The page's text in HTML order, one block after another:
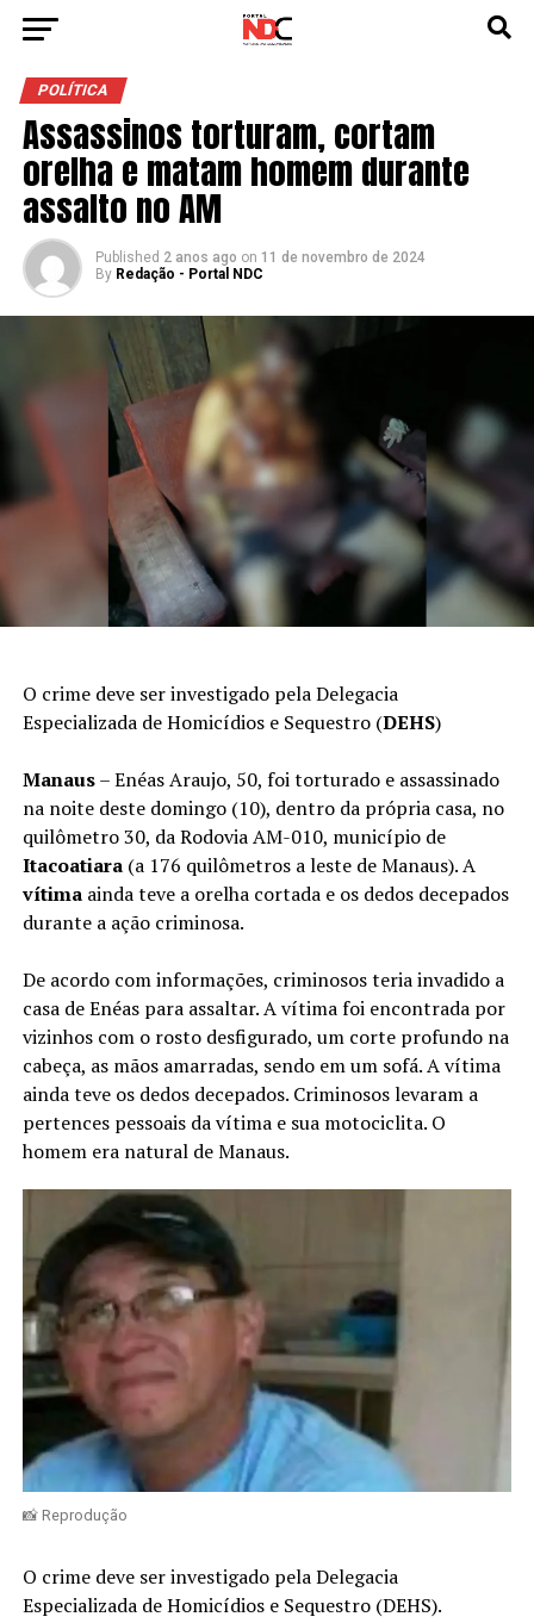
POLÍTICA
Assassinos torturam, cortam
orelha e matam homem durante
assalto no AM
Published 2 anos ago on 11 de novembro de 2024
By Redação - Portal NDC
O crime deve ser investigado pela Delegacia
Especializada de Homicídios e Sequestro (DEHS)
Manaus– Enéas Araujo, 50, foi torturado e assassinado
na noite deste domingo (10), dentro da própria casa, no
quilômetro 30, da Rodovia AM-010, município de
Itacoatiara(a 176 quilômetros a leste de Manaus). A
vítimaainda teve a orelha cortada e os dedos decepados
durante a ação criminosa.
De acordo com informações, criminosos teria invadido a
casa de Enéas para assaltar. A vítima foi encontrada por
vizinhos com o rosto desfigurado, um corte profundo na
cabeça, as mãos amarradas, sendo em um sofá. A vítima
ainda teve os dedos decepados. Criminosos levaram a
pertences pessoais da vítima e sua motociclita. O
homem era natural de Manaus.
📸 Reprodução
O crime deve ser investigado pela Delegacia
Especializada de Homicídios e Sequestro (DEHS).